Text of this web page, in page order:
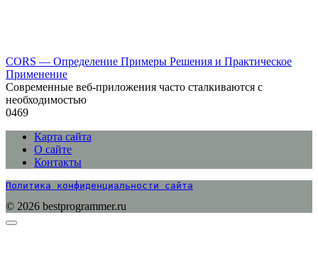
CORS — Определение Примеры Решения и Практическое
Применение
Современные веб-приложения часто сталкиваются с
необходимостью
0469
Карта сайта
О сайте
Контакты
Политика конфиденциальности сайта
© 2026 bestprogrammer.ru